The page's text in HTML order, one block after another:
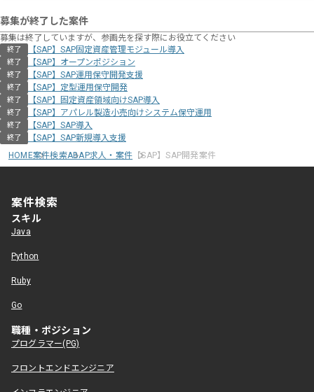
募集が終了した案件
募集は終了していますが、参画先を探す際にお役立てください
終了 【SAP】SAP固定資産管理モジュール導入
終了 【SAP】オープンポジション
終了 【SAP】SAP運用保守開発支援
終了 【SAP】定型運用保守開発
終了 【SAP】固定資産領域向けSAP導入
終了 【SAP】アパレル製造小売向けシステム保守運用
終了 【SAP】SAP導入
終了
【SAP】SAP新規導入支援
HOME案件検索ABAP求人・案件 【SAP】SAP開発案件
案件検索
スキル
Java
Python
Ruby
Go
職種・ポジション
プログラマー(PG)
フロントエンドエンジニア